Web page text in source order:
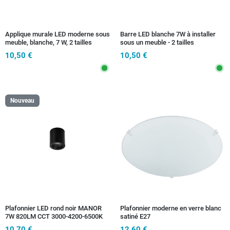
Applique murale LED moderne sous
meuble, blanche, 7 W, 2 tailles
10,50 €
Barre LED blanche 7W à installer
sous un meuble - 2 tailles
10,50 €
Nouveau
Plafonnier LED rond noir MANOR
7W 820LM CCT 3000-4200-6500K
Plafonnier moderne en verre blanc
satiné E27